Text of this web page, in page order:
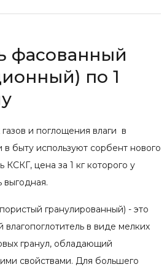
фасованный
по 1
и поглощения влаги в
быту используют сорбент нового
КСКГ, цена за 1 кг которого у
гранулированный) - это
в виде мелких
гранул, обладающий
свойствами. Для большего